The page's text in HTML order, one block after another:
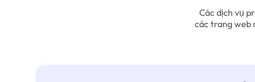
Các dịch vụ
các trang web